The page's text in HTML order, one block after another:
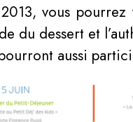
vous pourrez
du dessert et
aussi